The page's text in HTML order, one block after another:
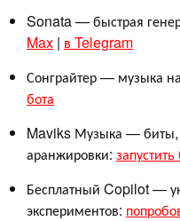
Sonata — быстрая
Max | в Telegram
Сонграйтер — музыка на
бота
Maviks Музыка — биты,
аранжировки: запустить
Бесплатный Copilot —
экспериментов: